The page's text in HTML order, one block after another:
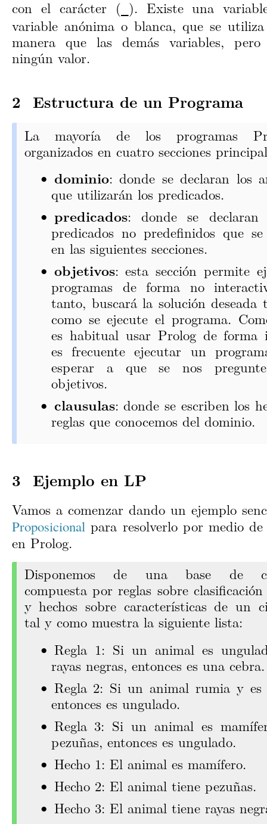
con el carácter ( ). Existe una
variable anónima o blanca, que se
manera que las demás variables,
ningún valor.
Estructura de un Programa
La mayoría de los programas
organizados en cuatro secciones
dominio: donde se declaran los
que utilizarán los predicados.
predicados: donde se declaran
predicados no predefinidos que
en las siguientes secciones.
objetivos: esta sección permite
programas de forma no
tanto, buscará la solución deseada
como se ejecute el programa.
es habitual usar Prolog de forma
es frecuente ejecutar un
esperar a que se nos
objetivos.
clausulas: donde se escriben los
reglas que conocemos del dominio.
Ejemplo en LP
Vamos a comenzar dando un ejemplo
Proposicional para resolverlo por medio
en Prolog.
Disponemos de una base de
compuesta por reglas sobre
y hechos sobre características de un
tal y como muestra la siguiente lista:
Regla 1: Si un animal es
rayas negras, entonces es una cebra.
Regla 2: Si un animal rumia y es
entonces es ungulado.
Regla 3: Si un animal es
pezuñas, entonces es ungulado.
Hecho 1: El animal es mamífero.
Hecho 2: El animal tiene pezuñas.
Hecho 3: El animal tiene rayas